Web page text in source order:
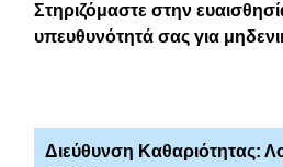
Στηριζόμαστε στην
υπευθυνότητά σας για
Διεύθυνση Καθαριότητας: